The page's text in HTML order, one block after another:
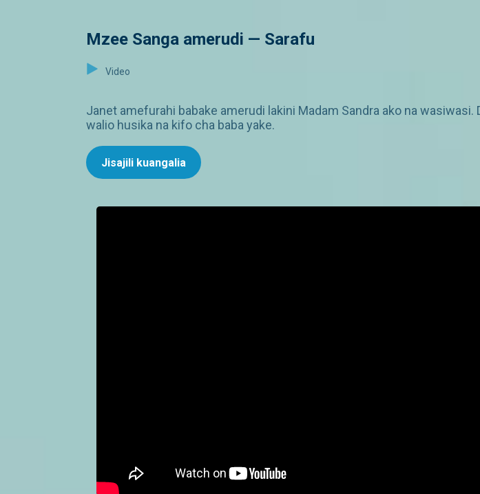
Mzee Sanga amerudi — Sarafu
Video
Janet amefurahi babake amerudi lakini Madam Sandra ako na
walio husika na kifo cha baba yake.
Jisajili kuangalia